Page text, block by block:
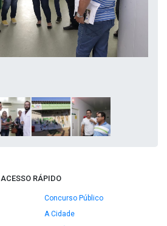
ACESSO RÁPIDO
Concurso Público
A Cidade